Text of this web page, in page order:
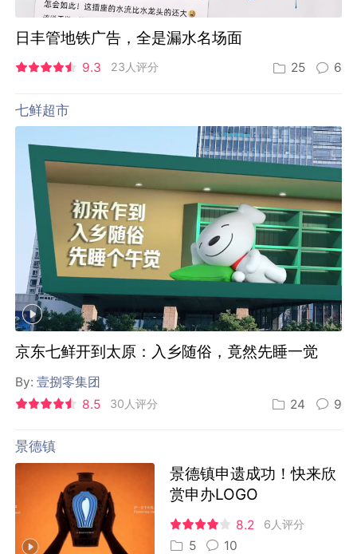
日丰管地铁广告，全是漏水名场面
9.3 23人评分 25 6
七鲜超市
京东七鲜开到太原：入乡随俗，竟然先睡一觉
By:壹捌零集团
8.5
30人评分 24 9
景德镇
景德镇申遗成功！快来欣
赏申办LOGO
8.2 6人评分
5 10